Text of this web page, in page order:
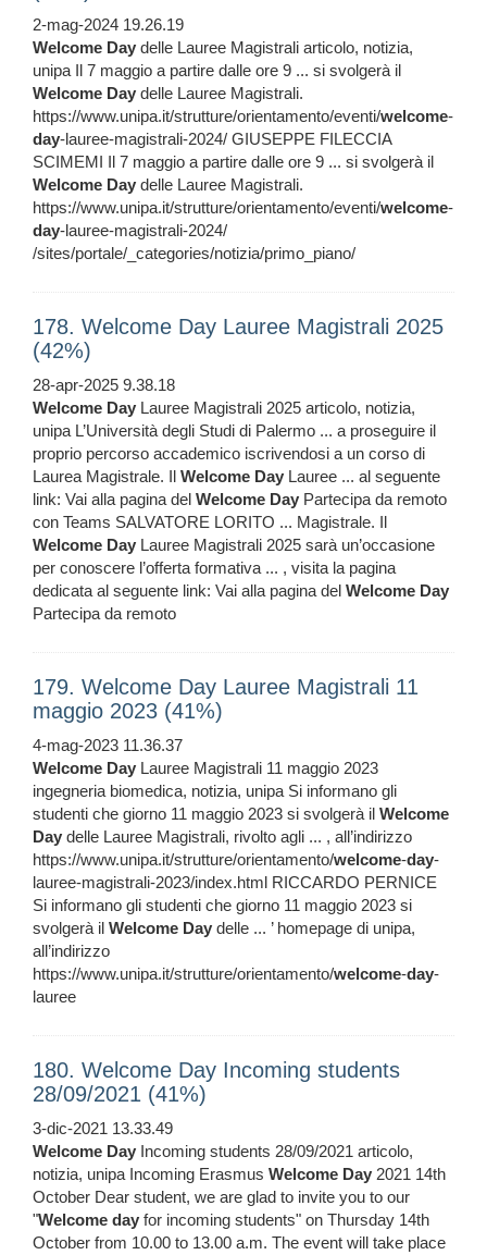
2-mag-2024 19.26.19
Welcome Day delle Lauree Magistrali articolo, notizia,
unipa Il 7 maggio a partire dalle ore 9 ... si svolgerà il
Welcome Day delle Lauree Magistrali.
https://www.unipa.it/strutture/orientamento/eventi/welcome-
day-lauree-magistrali-2024/ GIUSEPPE FILECCIA
SCIMEMI Il 7 maggio a partire dalle ore 9 ... si svolgerà il
Welcome Day delle Lauree Magistrali.
https://www.unipa.it/strutture/orientamento/eventi/welcome-
day-lauree-magistrali-2024/
/sites/portale/_categories/notizia/primo_piano/
178. Welcome Day Lauree Magistrali 2025
(42%)
28-apr-2025 9.38.18
Welcome Day Lauree Magistrali 2025 articolo, notizia,
unipa L’Università degli Studi di Palermo ... a proseguire il
proprio percorso accademico iscrivendosi a un corso di
Laurea Magistrale. Il Welcome Day Lauree ... al seguente
link: Vai alla pagina del Welcome Day Partecipa da remoto
con Teams SALVATORE LORITO ... Magistrale. Il
Welcome Day Lauree Magistrali 2025 sarà un’occasione
per conoscere l’offerta formativa ... , visita la pagina
dedicata al seguente link: Vai alla pagina del Welcome Day
Partecipa da remoto
179. Welcome Day Lauree Magistrali 11
maggio 2023 (41%)
4-mag-2023 11.36.37
Welcome Day Lauree Magistrali 11 maggio 2023
ingegneria biomedica, notizia, unipa Si informano gli
studenti che giorno 11 maggio 2023 si svolgerà il Welcome
Day delle Lauree Magistrali, rivolto agli ... , all’indirizzo
https://www.unipa.it/strutture/orientamento/welcome-day-
lauree-magistrali-2023/index.html RICCARDO PERNICE
Si informano gli studenti che giorno 11 maggio 2023 si
svolgerà il Welcome Day delle ... ’ homepage di unipa,
all’indirizzo
https://www.unipa.it/strutture/orientamento/welcome-day-
lauree
180. Welcome Day Incoming students
28/09/2021 (41%)
3-dic-2021 13.33.49
Welcome Day Incoming students 28/09/2021 articolo,
notizia, unipa Incoming Erasmus Welcome Day 2021 14th
October Dear student, we are glad to invite you to our
"Welcome day for incoming students" on Thursday 14th
October from 10.00 to 13.00 a.m. The event will take place